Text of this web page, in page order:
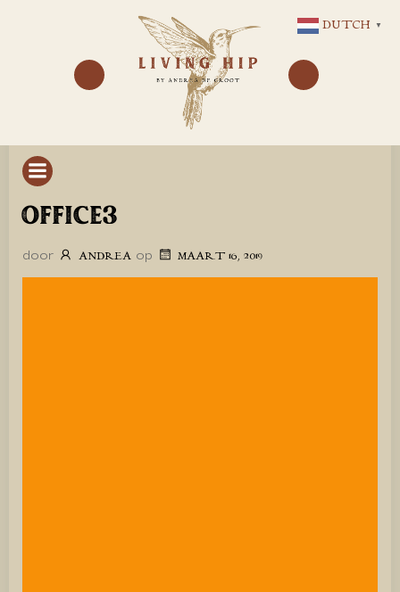
NAAR
DE
INHOUD
OFFICE3
door ANDREA op MAART 16, 2019
DUTCH ▼